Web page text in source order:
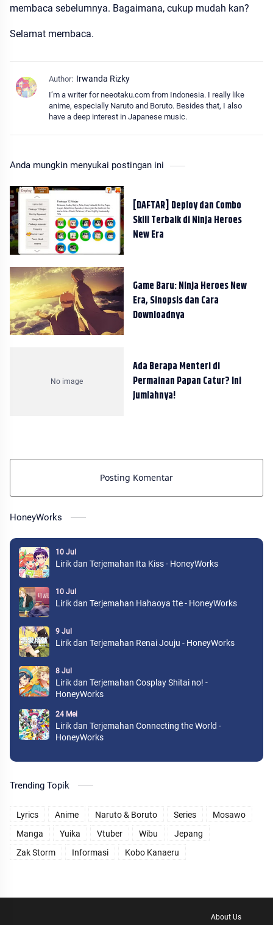
membaca sebelumnya. Bagaimana, cukup mudah kan?
Selamat membaca.
I’m a writer for neeotaku.com from Indonesia. I really like
anime, especially Naruto and Boruto. Besides that, I also
have a deep interest in Japanese music.
Anda mungkin menyukai postingan ini
[DAFTAR] Deploy dan Combo
Skill Terbaik di Ninja Heroes
New Era
Game Baru: Ninja Heroes New
Era, Sinopsis dan Cara
Downloadnya
Ada Berapa Menteri di
Permainan Papan Catur? Ini
Jumlahnya!
Posting Komentar
HoneyWorks
10 Jul
Lirik dan Terjemahan Ita Kiss - HoneyWorks
10 Jul
Lirik dan Terjemahan Hahaoya tte - HoneyWorks
9 Jul
Lirik dan Terjemahan Renai Jouju - HoneyWorks
8 Jul
Lirik dan Terjemahan Cosplay Shitai no! -
HoneyWorks
24 Mei
Lirik dan Terjemahan Connecting the World -
HoneyWorks
Trending Topik
Lyrics Anime Naruto & Boruto Series
Mosawo
Manga
Yuika Vtuber Wibu
Jepang
Zak Storm
Informasi Kobo Kanaeru
About Us